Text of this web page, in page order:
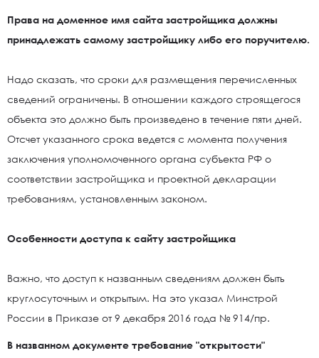
Права на доменное имя сайта застройщика должны
принадлежать самому застройщику либо его поручителю.
Надо сказать, что сроки для размещения перечисленных
сведений ограничены. В отношении каждого строящегося
объекта это должно быть произведено в течение пяти дней.
Отсчет указанного срока ведется с момента получения
заключения уполномоченного органа субъекта РФ о
соответствии застройщика и проектной декларации
требованиям, установленным законом.
Особенности доступа к сайту застройщика
Важно, что доступ к названным сведениям должен быть
круглосуточным и открытым. На это указал Минстрой
России в Приказе от 9 декабря 2016 года № 914/пр.
В названном документе требование "открытости"